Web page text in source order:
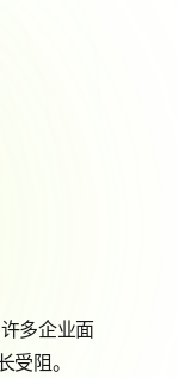
多企业面
阻。